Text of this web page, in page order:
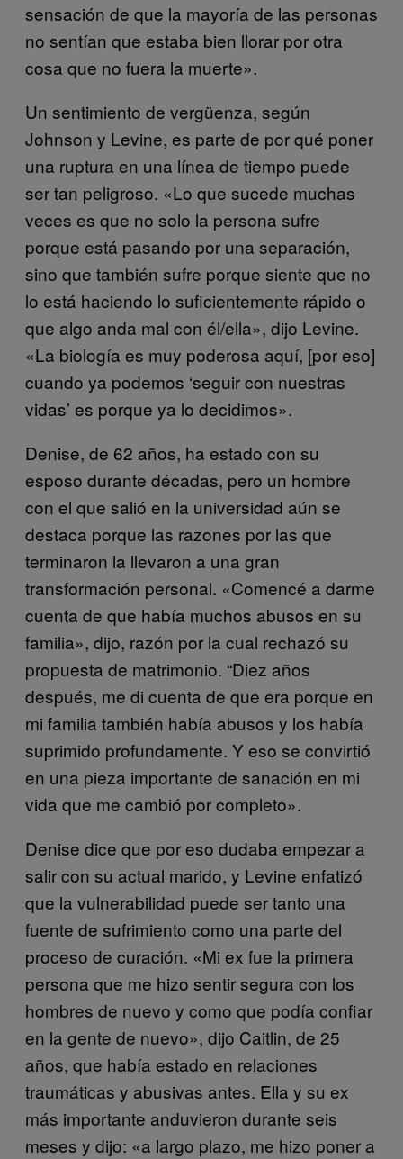
sensación de que la mayoría de las personas
no sentían que estaba bien llorar por otra
cosa que no fuera la muerte».
Un sentimiento de vergüenza, según
Johnson y Levine, es parte de por qué poner
una ruptura en una línea de tiempo puede
ser tan peligroso. «Lo que sucede muchas
veces es que no solo la persona sufre
porque está pasando por una separación,
sino que también sufre porque siente que no
lo está haciendo lo suficientemente rápido o
que algo anda mal con él/ella», dijo Levine.
«La biología es muy poderosa aquí, [por eso]
cuando ya podemos ‘seguir con nuestras
vidas’ es porque ya lo decidimos».
Denise, de 62 años, ha estado con su
esposo durante décadas, pero un hombre
con el que salió en la universidad aún se
destaca porque las razones por las que
terminaron la llevaron a una gran
transformación personal. «Comencé a darme
cuenta de que había muchos abusos en su
familia», dijo, razón por la cual rechazó su
propuesta de matrimonio. “Diez años
después, me di cuenta de que era porque en
mi familia también había abusos y los había
suprimido profundamente. Y eso se convirtió
en una pieza importante de sanación en mi
vida que me cambió por completo».
Denise dice que por eso dudaba empezar a
salir con su actual marido, y Levine enfatizó
que la vulnerabilidad puede ser tanto una
fuente de sufrimiento como una parte del
proceso de curación. «Mi ex fue la primera
persona que me hizo sentir segura con los
hombres de nuevo y como que podía confiar
en la gente de nuevo», dijo Caitlin, de 25
años, que había estado en relaciones
traumáticas y abusivas antes. Ella y su ex
más importante anduvieron durante seis
meses y dijo: «a largo plazo, me hizo poner a